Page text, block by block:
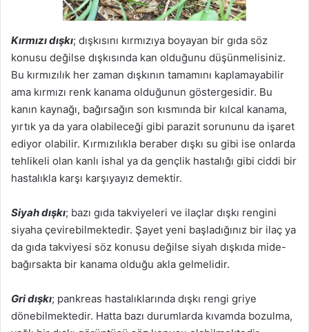
Kırmızı dışkı; dışkısını kırmızıya boyayan bir gıda söz
konusu değilse dışkısında kan olduğunu düşünmelisiniz.
Bu kırmızılık her zaman dışkının tamamını kaplamayabilir
ama kırmızı renk kanama olduğunun göstergesidir. Bu
kanın kaynağı, bağırsağın son kısmında bir kılcal kanama,
yırtık ya da yara olabileceği gibi parazit sorununu da işaret
ediyor olabilir. Kırmızılıkla beraber dışkı su gibi ise onlarda
tehlikeli olan kanlı ishal ya da gençlik hastalığı gibi ciddi bir
hastalıkla karşı karşıyayız demektir.
Siyah dışkı; bazı gıda takviyeleri ve ilaçlar dışkı rengini
siyaha çevirebilmektedir. Şayet yeni başladığınız bir ilaç ya
da gıda takviyesi söz konusu değilse siyah dışkıda mide-
bağırsakta bir kanama olduğu akla gelmelidir.
Gri dışkı; pankreas hastalıklarında dışkı rengi griye
dönebilmektedir. Hatta bazı durumlarda kıvamda bozulma,